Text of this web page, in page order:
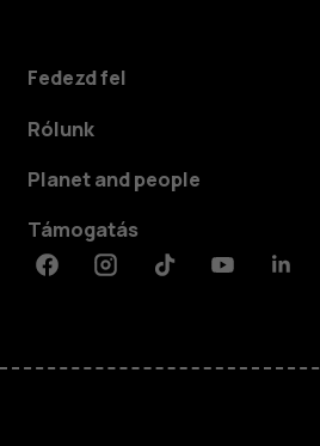
Fedezd fel
Rólunk
Planet and people
Támogatás
FacebookInstagramTiktokYoutube